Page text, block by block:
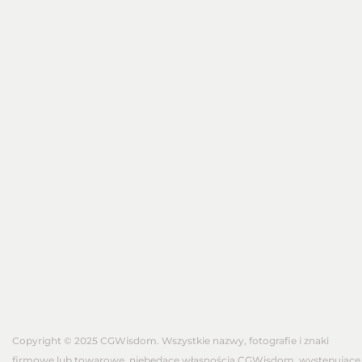
Copyright © 2025 CGWisdom. Wszystkie nazwy, fotografie i znaki